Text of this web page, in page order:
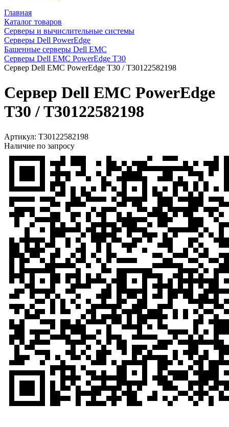
Главная
Каталог товаров
Серверы и вычислительные системы
Серверы Dell PowerEdge
Башенные серверы Dell EMC
Серверы Dell EMC PowerEdge T30
Сервер Dell EMC PowerEdge T30 / T30122582198
Сервер Dell EMC PowerEdge
T30 / T30122582198
Артикул: T30122582198
Наличие по запросу